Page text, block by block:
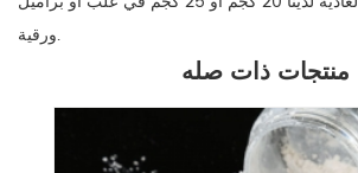
ورقية.
منتجات ذات صله